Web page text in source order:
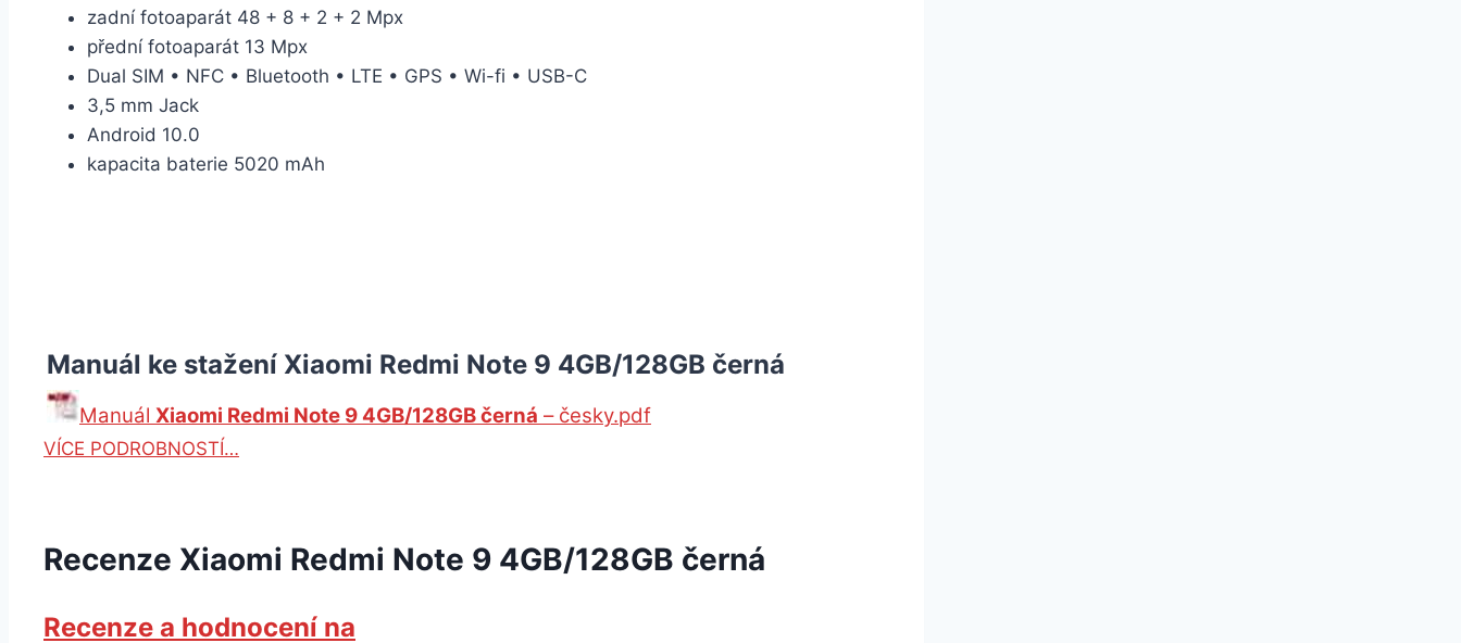
zadní fotoaparát 48 + 8 + 2 + 2 Mpx
přední fotoaparát 13 Mpx
Dual SIM • NFC • Bluetooth • LTE • GPS • Wi-fi • USB-C
3,5 mm Jack
Android 10.0
kapacita baterie 5020 mAh
Manuál ke stažení Xiaomi Redmi Note 9 4GB/128GB černá
Manuál Xiaomi Redmi Note 9 4GB/128GB černá – česky.pdf
VÍCE PODROBNOSTÍ…
Recenze Xiaomi Redmi Note 9 4GB/128GB černá
Recenze a hodnocení na